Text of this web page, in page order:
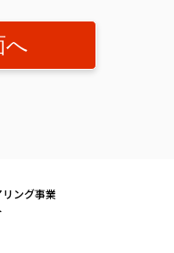
。
知」「開示」「訂正、
い。
ング事業